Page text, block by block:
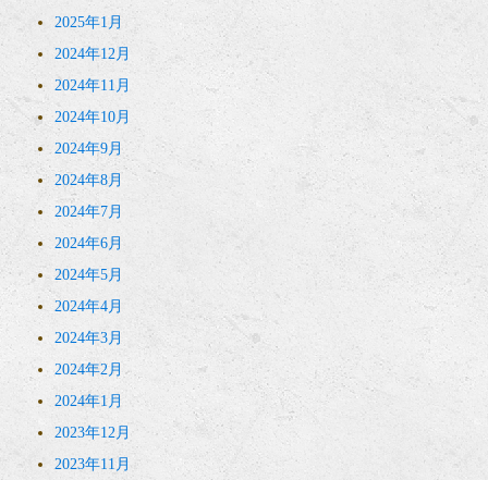
2025年1月
2024年12月
2024年11月
2024年10月
2024年9月
2024年8月
2024年7月
2024年6月
2024年5月
2024年4月
2024年3月
2024年2月
2024年1月
2023年12月
2023年11月